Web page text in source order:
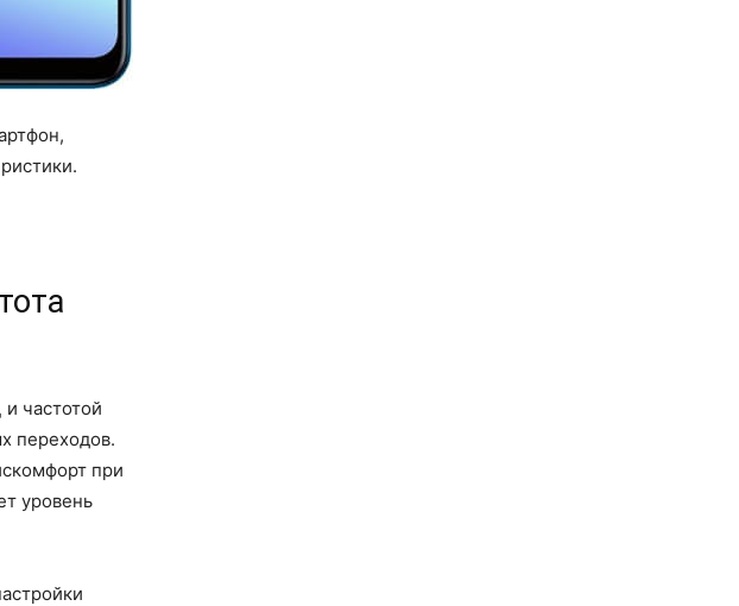
частотой
переходов.
при
уровень